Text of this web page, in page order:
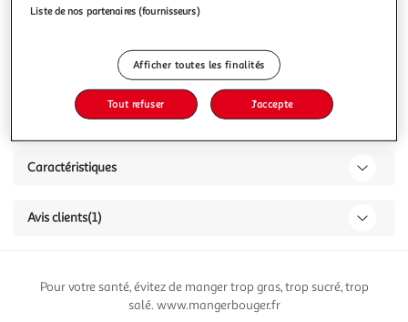
Description
Caractéristiques
Avis clients(1)
Pour votre santé, évitez de manger trop gras, trop sucré, trop
salé. www.mangerbouger.fr
Liste de nos partenaires (fournisseurs)
Afficher toutes les finalités
Tout refuser J'accepte